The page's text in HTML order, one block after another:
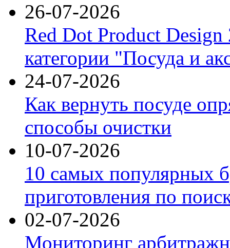
26-07-2026
Red Dot Product Design
категории "Посуда и
24-07-2026
Как вернуть посуде
способы очистки
10-07-2026
10 самых популярных
приготовления по
02-07-2026
Мониторинг